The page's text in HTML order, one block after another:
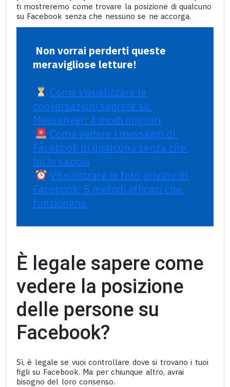
ti mostreremo come trovare la posizione di qualcuno
su Facebook senza che nessuno se ne accorga.
Non vorrai perderti queste
meravigliose letture!
Come visualizzare le
conversazioni segrete su
Messenger: 4 modi migliori
Come vedere i messaggi di
Facebook di qualcuno senza che
lui lo sappia
Visualizzare le foto private di
Facebook: 5 metodi efficaci che
funzionano
È legale sapere come
vedere la posizione
delle persone su
Facebook?
Sì, è legale se vuoi controllare dove si trovano i tuoi
figli su Facebook. Ma per chiunque altro, avrai
bisogno del loro consenso.